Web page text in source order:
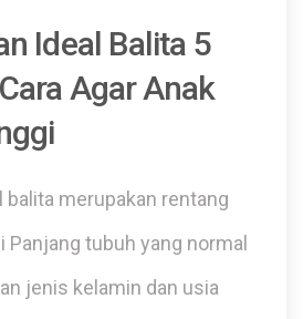
Ideal Balita 5
Agar Anak
balita merupakan rentang
tubuh yang normal
jenis kelamin dan usia